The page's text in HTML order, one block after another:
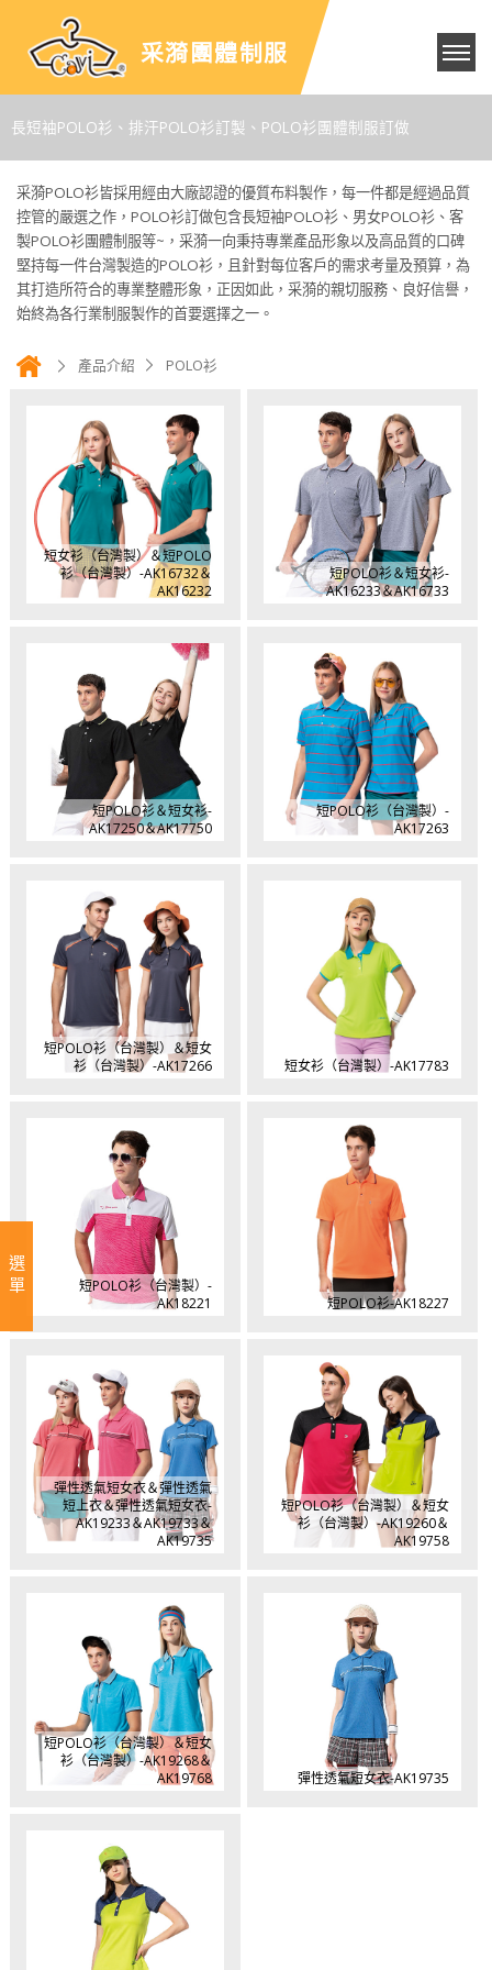
采漪團體制服
選單
長短袖POLO衫、排汗POLO衫訂製、POLO衫團體制服訂做
采漪POLO衫皆採用經由大廠認證的優質布料製作，每一件都是經過品質
控管的嚴選之作，POLO衫訂做包含長短袖POLO衫、男女POLO衫、客
製POLO衫團體制服等~，采漪一向秉持專業產品形象以及高品質的口碑
堅持每一件台灣製造的POLO衫，且針對每位客戶的需求考量及預算，為
其打造所符合的專業整體形象，正因如此，采漪的親切服務、良好信譽，
始終為各行業制服製作的首要選擇之一。
產品介紹 POLO衫
短女衫（台灣製）＆短POLO
衫（台灣製）-AK16732＆
AK16232
短POLO衫＆短女衫-
AK16233＆AK16733
短POLO衫＆短女衫-
AK17250＆AK17750
短POLO衫（台灣製）-
AK17263
短POLO衫（台灣製）＆短女
衫（台灣製）-AK17266
短女衫（台灣製）-AK17783
短POLO衫（台灣製）-
AK18221
短POLO衫-AK18227
彈性透氣短女衣＆彈性透氣
短上衣＆彈性透氣短女衣-
AK19233＆AK19733＆
AK19735
短POLO衫（台灣製）＆短女
衫（台灣製）-AK19260＆
AK19758
短POLO衫（台灣製）＆短女
衫（台灣製）-AK19268＆
AK19768
彈性透氣短女衣-AK19735